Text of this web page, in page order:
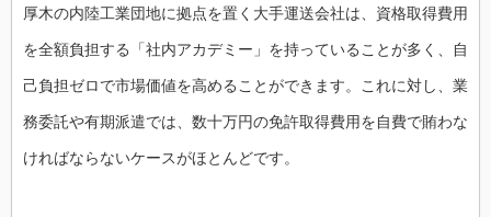
厚木の内陸工業団地に拠点を置く大手運送会社は、資格取得費用
を全額負担する「社内アカデミー」を持っていることが多く、自
己負担ゼロで市場価値を高めることができます。これに対し、業
務委託や有期派遣では、数十万円の免許取得費用を自費で賄わな
ければならないケースがほとんどです。